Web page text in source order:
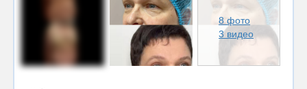
8 фото
3 видео